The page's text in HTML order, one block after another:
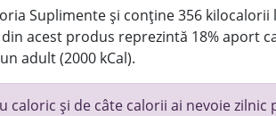
Suplimente și conține 356 kilocalorii
acest produs reprezintă 18% aport
adult (2000 kCal).
caloric și de câte calorii ai nevoie zilnic